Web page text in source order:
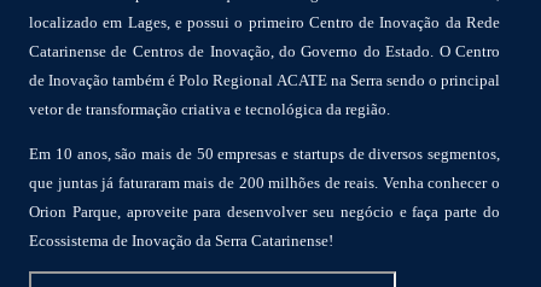
localizado em Lages, e possui o primeiro Centro de Inovação da Rede
Catarinense de Centros de Inovação, do Governo do Estado. O Centro
de Inovação também é Polo Regional ACATE na Serra sendo o principal
vetor de transformação criativa e tecnológica da região.
Em 10 anos, são mais de 50 empresas e startups de diversos segmentos,
que juntas já faturaram mais de 200 milhões de reais. Venha conhecer o
Orion Parque, aproveite para desenvolver seu negócio e faça parte do
Ecossistema de Inovação da Serra Catarinense!